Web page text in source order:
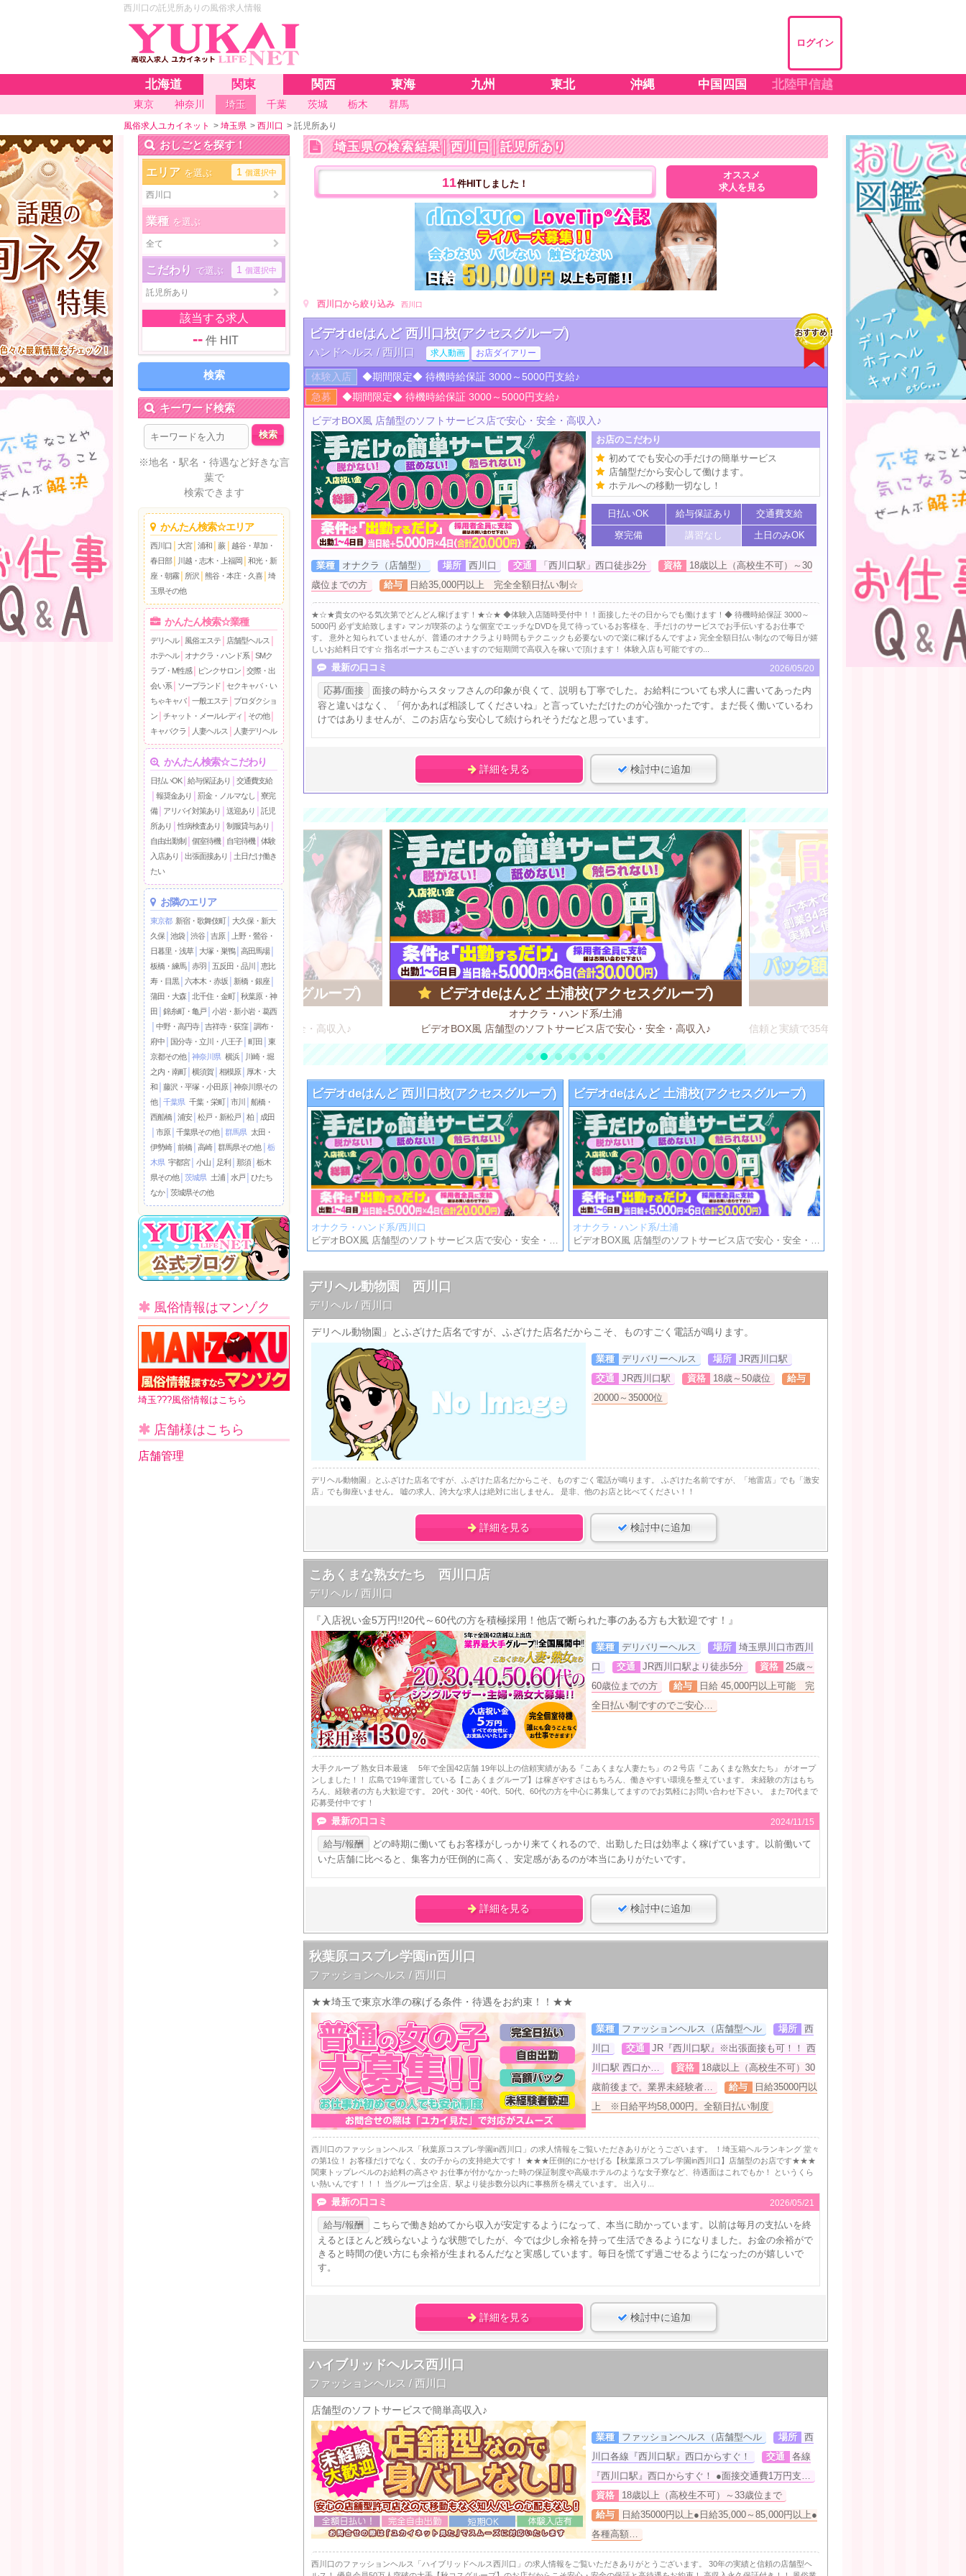
西川口の託児所ありの風俗求人情報
ログイン
北海道 関東 関西 東海 九州 東北 沖縄 中国四国 北陸甲信越
東京 神奈川 埼玉 千葉 茨城 栃木 群馬
風俗求人ユカイネット > 埼玉県 > 西川口 > 託児所あり
おしごとを探す！
エリア を選ぶ 1 個選択中
西川口
業種 を選ぶ
全て
こだわり で選ぶ 1 個選択中
託児所あり
該当する求人
-- 件 HIT
キーワード検索
※地名・駅名・待遇など好きな言
葉で
検索できます
かんたん検索☆エリア
西川口 大宮 浦和 蕨
越谷・草加・
春日部
川越・志木・上福岡
和光・新
座・朝霧
所沢 熊谷・本庄・久喜
埼
玉県その他
かんたん検索☆業種
デリヘル 風俗エステ 店舗型ヘルス
ホテヘル
オナクラ・ハンド系
SMク
ラブ・M性感
ピンクサロン
交際・出
会い系
ソープランド
セクキャバ・い
ちゃキャバ
一般エステ
プロダクショ
ン
チャット・メールレディ その他
キャバクラ
人妻ヘルス 人妻デリヘル
かんたん検索☆こだわり
日払いOK 給与保証あり
交通費支給
報奨金あり 罰金・ノルマなし
寮完
備
アリバイ対策あり 送迎あり
託児
所あり
性病検査あり 制服貸与あり
自由出勤制
個室待機 自宅待機
体験
入店あり
出張面接あり
土日だけ働き
たい
お隣のエリア
東京都 新宿・歌舞伎町
大久保・新大
久保
池袋 渋谷 吉原
上野・鶯谷・
日暮里・浅草
大塚・巣鴨 高田馬場
板橋・練馬
赤羽 五反田・品川
恵比
寿・目黒
六本木・赤坂 新橋・銀座
蒲田・大森
北千住・金町
秋葉原・神
田
錦糸町・亀戸
小岩・新小岩・葛西
中野・高円寺 吉祥寺・荻窪
調布・
府中
国分寺・立川・八王子 町田
東
京都その他
神奈川県 横浜│
川崎・堀
之内・南町
横須賀 相模原
厚木・大
和
藤沢・平塚・小田原
神奈川県その
他
千葉県 千葉・栄町│ 市川
船橋・
西船橋
浦安 松戸・新松戸 柏
成田
市原 千葉県その他 群馬県 太田・
伊勢崎
前橋 高崎 群馬県その他
栃
木県 宇都宮 小山 足利 那須│ 栃木
県その他
茨城県 土浦 水戸
ひたち
なか
茨城県その他
風俗情報はマンゾク
埼玉???風俗情報はこちら
店舗様はこちら
店舗管理
埼玉県の検索結果│西川口│託児所あり
11件HITしました！
オススメ
求人を見る
西川口から絞り込み 西川口
ビデオdeはんど 西川口校(アクセスグループ)
ハンドヘルス / 西川口 求人動画 お店ダイアリー
体験入店
◆期間限定◆ 待機時給保証 3000～5000円支給♪
急募
◆期間限定◆ 待機時給保証 3000～5000円支給♪
ビデオBOX風 店舗型のソフトサービス店で安心・安全・高収入♪
お店のこだわり
初めてでも安心の手だけの簡単サービス
店舗型だから安心して働けます。
ホテルへの移動一切なし！
日払いOK 給与保証あり 交通費支給
寮完備 講習なし 土日のみOK
業種 オナクラ（店舗型） 場所 西川口 交通 「西川口駅」西口徒歩2分 資格
18歳以上（高校生不可）～30
歳位までの方
給与 日給35,000円以上 完全全額日払い制☆
★☆★貴女のやる気次第でどんどん稼げます！★☆★ ◆体験入店随時受付中！！面接したその日からでも働けます！◆ 待機時給保証 3000～
5000円 必ず支給致します♪ マンガ喫茶のような個室でエッチなDVDを見て待っているお客様を、手だけのサービスでお手伝いするお仕事で
す。 意外と知られていませんが、普通のオナクラより時間もテクニックも必要ないので楽に稼げるんですよ♪ 完全全額日払い制なので毎日が嬉
しいお給料日です☆ 指名ボーナスもございますので短期間で高収入を稼いで頂けます！ 体験入店も可能ですの...
最新の口コミ 2026/05/20
応募/面接
面接の時からスタッフさんの印象が良くて、説明も丁寧でした。お給料についても求人に書いてあった内
容と違いはなく、「何かあれば相談してくださいね」と言っていただけたのが心強かったです。まだ長く働いているわ
けではありませんが、このお店なら安心して続けられそうだなと思っています。
詳細を見る 検討中に追加
ビデオdeはんど 西川口校(アクセスグループ)
オナクラ・ハンド系/西川口
ビデオBOX風 店舗型のソフトサービス店で安心・安全・高収入♪
ビデオdeはんど 土浦校(アクセスグループ)
オナクラ・ハンド系/土浦
ビデオBOX風 店舗型のソフトサービス店で安心・安全・高収入♪
ビデオdeはんど 西川口校(アクセスグループ)
オナクラ・ハンド系/西川口
ビデオdeはんど 土浦校(アクセスグループ)
オナクラ・ハンド系/土浦
デリヘル動物園 西川口
デリヘル / 西川口
デリヘル動物園」とふざけた店名ですが、ふざけた店名だからこそ、ものすごく電話が鳴ります。
業種 デリバリーヘルス 場所
JR西川口駅
交通
JR西川口駅 資格 18歳～50歳位
給与
20000～35000位
デリヘル動物園」とふざけた店名ですが、ふざけた店名だからこそ、ものすごく電話が鳴ります。 ふざけた名前ですが、「地雷店」でも「激安
店」でも御座いません。 嘘の求人、誇大な求人は絶対に出しません。 是非、他のお店と比べてください！！
詳細を見る 検討中に追加
こあくまな熟女たち 西川口店
デリヘル / 西川口
『入店祝い金5万円!!20代～60代の方を積極採用！他店で断られた事のある方も大歓迎です！』
業種 デリバリーヘルス 場所
埼玉県川口市西川
口
交通 JR西川口駅より徒歩5分 資格
25歳～
60歳位までの方
給与
日給 45,000円以上可能 完
全日払い制ですのでご安心…
大手クループ 熟女日本最速 5年で全国42店舗 19年以上の信頼実績がある『こあくまな人妻たち』の２号店『こあくまな熟女たち』 がオープ
ンしました！！ 広島で19年運営している【こあくまグループ】は稼ぎやすさはもちろん、働きやすい環境を整えています。 未経験の方はもち
ろん、経験者の方も大歓迎です。 20代・30代・40代、50代、60代の方を中心に募集してますのでお気軽にお問い合わせ下さい。 また70代まで
応募受付中です！
最新の口コミ 2024/11/15
給与/報酬
どの時期に働いてもお客様がしっかり来てくれるので、出勤した日は効率よく稼げています。以前働いて
いた店舗に比べると、集客力が圧倒的に高く、安定感があるのが本当にありがたいです。
詳細を見る 検討中に追加
秋葉原コスプレ学園in西川口
ファッションヘルス / 西川口
★★埼玉で東京水準の稼げる条件・待遇をお約束！！★★
業種 ファッションヘルス（店舗型ヘル 場所
西
川口
交通
JR『西川口駅』※出張面接も可！！ 西
川口駅 西口か…
資格
18歳以上（高校生不可）30
歳前後まで。業界未経験者…
給与
日給35000円以
上 ※日給平均58,000円。全額日払い制度
西川口のファッションヘルス「秋葉原コスプレ学園in西川口」の求人情報をご覧いただきありがとうございます。 ！埼玉箱ヘルランキング 堂々
の第1位！ お客様だけでなく、女の子からの支持絶大です！ ★★★圧倒的にかせげる【秋葉原コスプレ学園in西川口】店舗型のお店です★★★
関東トップレベルのお給料の高さや お仕事が付かなかった時の保証制度や高級ホテルのような女子寮など、待遇面はこれでもか！ というくら
い熱いんです！！！ 当グループは全店、駅より徒歩数分以内に事務所を構えています。 出入り...
最新の口コミ 2026/05/21
給与/報酬
こちらで働き始めてから収入が安定するようになって、本当に助かっています。以前は毎月の支払いを終
えるとほとんど残らないような状態でしたが、今では少し余裕を持って生活できるようになりました。お金の余裕がで
きると時間の使い方にも余裕が生まれるんだなと実感しています。毎日を慌てず過ごせるようになったのが嬉しいで
す。
詳細を見る 検討中に追加
ハイブリッドヘルス西川口
ファッションヘルス / 西川口
店舗型のソフトサービスで簡単高収入♪
業種 ファッションヘルス（店舗型ヘル 場所
西
川口各線『西川口駅』西口からすぐ！
交通
各線
『西川口駅』西口からすぐ！ ●面接交通費1万円支…
資格
18歳以上（高校生不可）～33歳位まで
給与
日給35000円以上●日給35,000～85,000円以上●
各種高額…
西川口のファッションヘルス「ハイブリッドヘルス西川口」の求人情報をご覧いただきありがとうございます。 30年の実績と信頼の店舗型ヘ